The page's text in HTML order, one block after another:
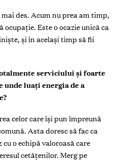
des. Acum nu prea am timp,
ocupație. Este o ocazie unică ca
și în același timp să fii
serviciului și foarte
unde luați energia de a
celor care își pun împreună
Asta doresc să fac ca
o echipă valoroasă care
cetățenilor. Merg pe